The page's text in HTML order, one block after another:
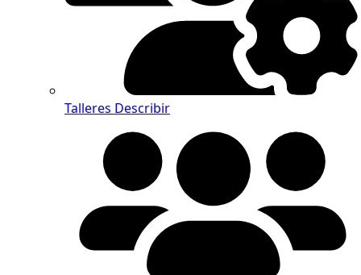
Talleres Describir